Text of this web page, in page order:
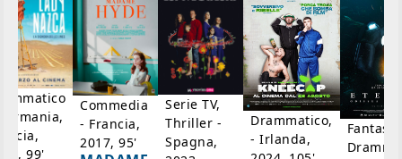
99'
Commedia
- Francia,
2017, 95'
Serie TV,
Thriller -
Spagna,
Drammatico,
- Irlanda,